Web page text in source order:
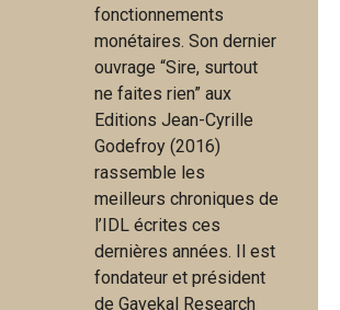
fonctionnements
monétaires. Son dernier
ouvrage “Sire, surtout
ne faites rien” aux
Editions Jean-Cyrille
Godefroy (2016)
rassemble les
meilleurs chroniques de
l’IDL écrites ces
dernières années. Il est
fondateur et président
de Gavekal Research